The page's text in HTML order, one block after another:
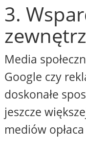
3.
Media
Google czy
doskonałe
jeszcze
mediów